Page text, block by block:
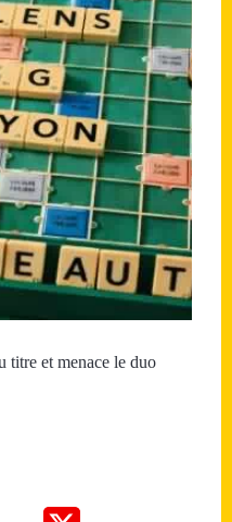
titre et menace le duo